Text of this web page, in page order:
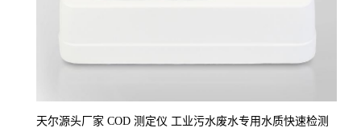
天尔源头厂家 COD 测定仪 工业污水废水专用水质快速检测